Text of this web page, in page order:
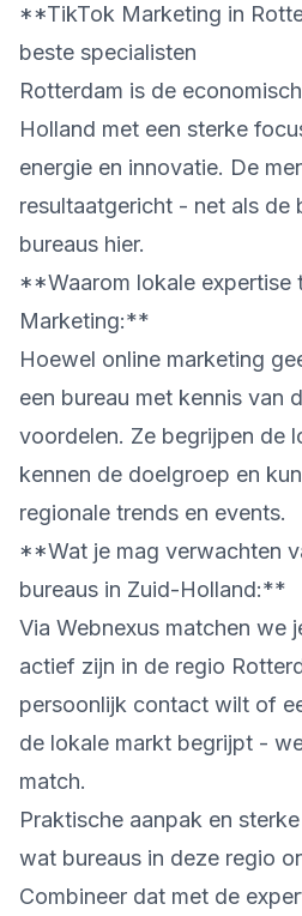
**TikTok Marketing in
beste specialisten
Rotterdam is de
Holland met een sterke
energie en innovatie. De
resultaatgericht - net als de
bureaus hier.
**Waarom lokale expertise
Marketing:**
Hoewel online marketing
een bureau met kennis van
voordelen. Ze begrijpen de
kennen de doelgroep en
regionale trends en events.
**Wat je mag verwachten
bureaus in Zuid-Holland:**
Via Webnexus matchen we
actief zijn in de regio
persoonlijk contact wilt of
de lokale markt begrijpt -
match.
Praktische aanpak en
wat bureaus in deze regio
Combineer dat met de